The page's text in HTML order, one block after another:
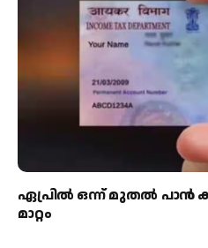
ഏപ്രില്‍ ഒന്ന് മുതല്‍ പാന്‍
മാറ്റം